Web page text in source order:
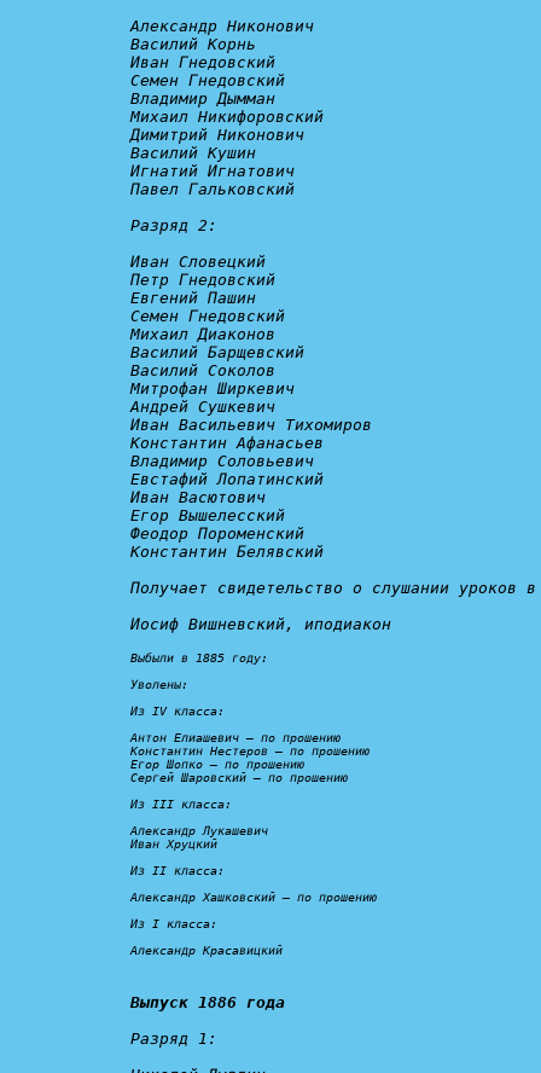
Александр Никонович
Василий Корнь
Иван Гнедовский
Семен Гнедовский
Владимир Дымман
Михаил Никифоровский
Димитрий Никонович
Василий Кушин
Игнатий Игнатович
Павел Гальковский
Разряд 2:
Иван Словецкий
Петр Гнедовский
Евгений Пашин
Семен Гнедовский
Михаил Диаконов
Василий Барщевский
Василий Соколов
Митрофан Ширкевич
Андрей Сушкевич
Иван Васильевич Тихомиров
Константин Афанасьев
Владимир Соловьевич
Евстафий Лопатинский
Иван Васютович
Егор Вышелесский
Феодор Пороменский
Константин Белявский
Получает свидетельство о слушании уроков
Иосиф Вишневский, иподиакон
Выбыли в 1885 году:
Уволены:
Из IV класса:
Антон Елиашевич – по прошению
Константин Нестеров – по прошению
Егор Шопко – по прошению
Сергей Шаровский – по прошению
Из III класса:
Александр Лукашевич
Иван Хруцкий
Из II класса:
Александр Хашковский – по прошению
Из I класса:
Александр Красавицкий
Выпуск 1886 года
Разряд 1: